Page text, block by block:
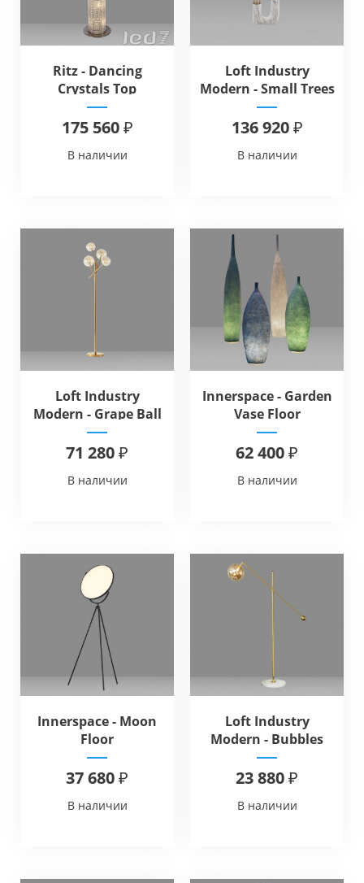
Ritz - Dancing
Crystals Top
175 560 ₽
В наличии
Loft Industry
Modern - Small Trees
Floor
136 920 ₽
В наличии
Loft Industry
Modern - Grape Ball
Floor
71 280 ₽
В наличии
Innerspace - Garden
Vase Floor
62 400 ₽
В наличии
Innerspace - Moon
Floor
37 680 ₽
В наличии
Loft Industry
Modern - Bubbles
Long Floor V2
23 880 ₽
В наличии